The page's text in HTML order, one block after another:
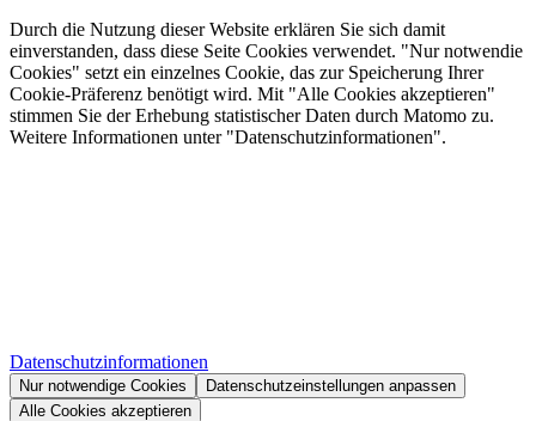
Durch die Nutzung dieser Website erklären Sie sich damit
einverstanden, dass diese Seite Cookies verwendet. "Nur notwendie
Cookies" setzt ein einzelnes Cookie, das zur Speicherung Ihrer
Cookie-Präferenz benötigt wird. Mit "Alle Cookies akzeptieren"
stimmen Sie der Erhebung statistischer Daten durch Matomo zu.
Weitere Informationen unter "Datenschutzinformationen".
Datenschutzinformationen
Nur notwendige Cookies
Datenschutzeinstellungen anpassen
Alle Cookies akzeptieren